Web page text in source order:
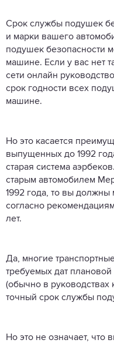
Срок службы подушек
и марки вашего
подушек безопасности
машине. Если у вас нет
сети онлайн
срок годности всех
машине.
Но это касается
выпущенных до 1992
старая система
старым автомобилем
1992 года, то вы должны
согласно
лет.
Да, многие
требуемых дат
(обычно в
точный срок службы
Но это не означает,